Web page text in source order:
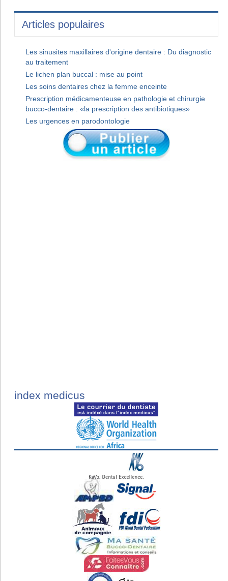
Articles populaires
Les sinusites maxillaires d'origine dentaire : Du diagnostic
au traitement
Le lichen plan buccal : mise au point
Les soins dentaires chez la femme enceinte
Prescription médicamenteuse en pathologie et chirurgie
bucco-dentaire : «la prescription des antibiotiques»
Les urgences en parodontologie
index medicus